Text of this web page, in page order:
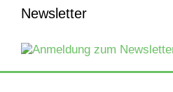
Newsletter